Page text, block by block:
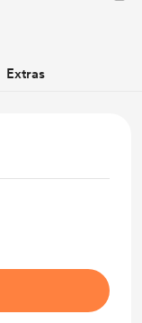
Extras